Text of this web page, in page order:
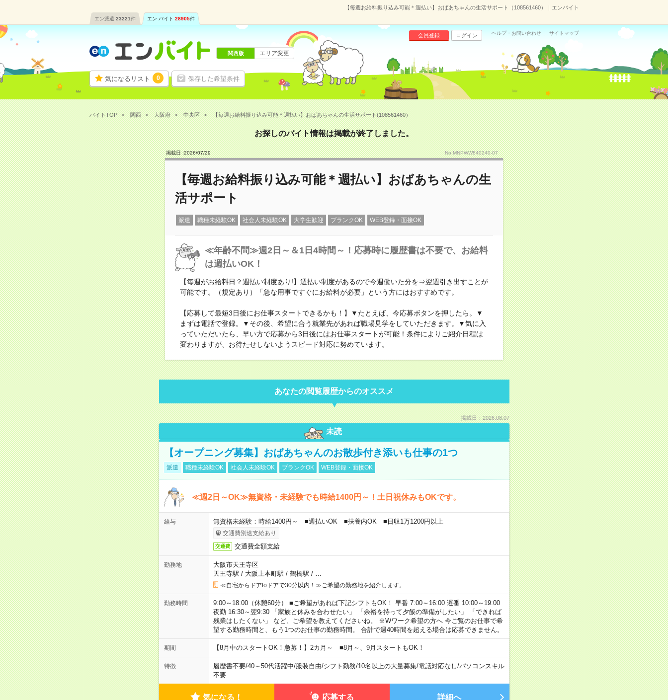
【毎週お給料振り込み可能＊週払い】おばあちゃんの生活サポート（108561460）｜エンバイト
エン派遣 23221件 エン バイト 28905件
気になるリスト 0 保存した希望条件
会員登録 ログイン ヘルプ・お問い合わせ サイトマップ
関西版 エリア変更
バイトTOP 関西 大阪府 中央区 【毎週お給料振り込み可能＊週払い】おばあちゃんの生活サポート(108561460）
お探しのバイト情報は掲載が終了しました。
掲載日 :2026/07/29 No.MNPWW840240-07
【毎週お給料振り込み可能＊週払い】おばあちゃんの生
活サポート
派遣 職種未経験OK 社会人未経験OK 大学生歓迎 ブランクOK WEB登録・面接OK
≪年齢不問≫週2日～＆1日4時間～！応募時に履歴書は不要で、お給料
は週払いOK！
【毎週がお給料日？週払い制度あり!】週払い制度があるので今週働いた分を⇒翌週引き出すことが
可能です。（規定あり）「急な用事ですぐにお給料が必要」という方にはおすすめです。
【応募して最短3日後にお仕事スタートできるかも！】▼たとえば、今応募ボタンを押したら。▼
まずは電話で登録。▼その後、希望に合う就業先があれば職場見学をしていただきます。▼気に入
っていただいたら、早い方で応募から3日後にはお仕事スタートが可能！条件によりご紹介日程は
変わりますが、お待たせしないようスピード対応に努めています。
あなたの閲覧履歴からのオススメ
掲載日：2026.08.07
未読
【オープニング募集】おばあちゃんのお散歩付き添いも仕事の1つ
派遣 職種未経験OK 社会人未経験OK ブランクOK WEB登録・面接OK
≪週2日～OK≫無資格・未経験でも時給1400円～！土日祝休みもOKです。
給与 無資格未経験：時給1400円～ ■週払いOK ■扶養内OK ■日収1万1200円以上
交通費別途支給あり
交通費 交通費全額支給
勤務地
大阪市天王寺区
天王寺駅 / 大阪上本町駅 / 鶴橋駅 /
≪自宅からドアtoドアで30分以内！≫ご希望の勤務地を紹介します。
勤務時間
9:00～18:00（休憩60分） ■ご希望があれば下記シフトもOK！ 早番 7:00～16:00 遅番 10:00～19:00
夜勤 16:30～翌9:30 「家族と休みを合わせたい」 「余裕を持って夕飯の準備がしたい」 「できれば
残業はしたくない」 など、ご希望を教えてくださいね。 ※Wワーク希望の方へ 今ご覧のお仕事で希
望する勤務時間と、もう1つのお仕事の勤務時間。 合計で週40時間を超える場合は応募できません。
期間 【8月中のスタートOK！急募！】2カ月～ ■8月～、9月スタートもOK！
特徴 履歴書不要/40～50代活躍中/服装自由/シフト勤務/10名以上の大量募集/電話対応なし/パソコンスキル
不要
気になる！ 応募する 詳細へ